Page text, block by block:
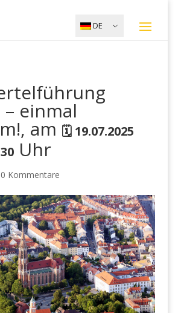
DE
einmal
am 🗓️ 19.07.2025
Uhr
0 Kommentare